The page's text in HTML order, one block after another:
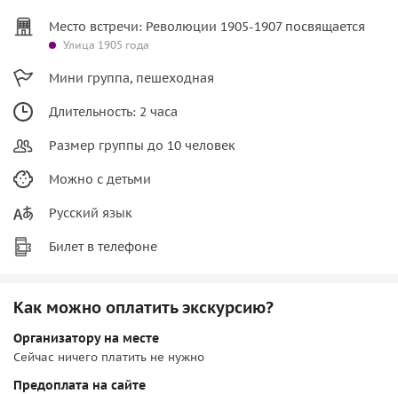
Место встречи: Революции 1905-1907 посвящается
Улица 1905 года
Мини группа, пешеходная
Длительность: 2 часа
Размер группы до 10 человек
Можно с детьми
Русский язык
Билет в телефоне
Как можно оплатить экскурсию?
Организатору на месте
Сейчас ничего платить не нужно
Предоплата на сайте